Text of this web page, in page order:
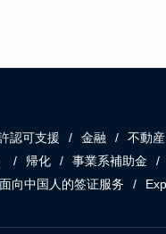
認可支援 金融
不動産
帰化
事業系補助金
面向中国人的签证服务